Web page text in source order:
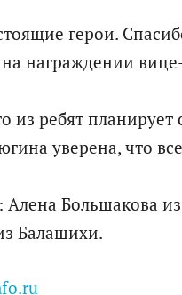
герои.
награждении
из ребят
уверена, что
Большакова
Балашихи.